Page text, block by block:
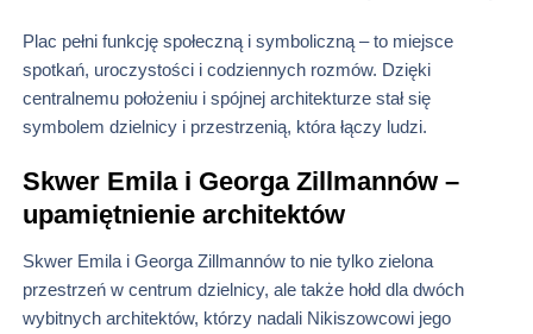
Plac pełni funkcję społeczną i symboliczną – to miejsce
spotkań, uroczystości i codziennych rozmów. Dzięki
centralnemu położeniu i spójnej architekturze stał się
symbolem dzielnicy i przestrzenią, która łączy ludzi.
Skwer Emila i Georga Zillmannów –
upamiętnienie architektów
Skwer Emila i Georga Zillmannów to nie tylko zielona
przestrzeń w centrum dzielnicy, ale także hołd dla dwóch
wybitnych architektów, którzy nadali Nikiszowcowi jego